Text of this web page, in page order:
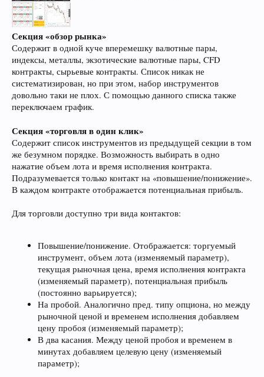
Секция «обзор рынка»
Содержит в одной куче вперемешку валютные пары,
индексы, металлы, экзотические валютные пары, CFD
контракты, сырьевые контракты. Список никак не
систематизирован, но при этом, набор инструментов
довольно таки не плох. С помощью данного списка также
переключаем график.
Секция «торговля в один клик»
Содержит список инструментов из предыдущей секции в том
же безумном порядке. Возможность выбирать в одно
нажатие объем лота и время исполнения контракта.
Подразумевается только контакт на «повышение/понижение».
В каждом контракте отображается потенциальная прибыль.
Для торговли доступно три вида контактов:
Повышение/понижение. Отображается: торгуемый
инструмент, объем лота (изменяемый параметр),
текущая рыночная цена, время исполнения контракта
(изменяемый параметр), потенциальная прибыль
(постоянно варьируется);
На пробой. Аналогично пред. типу опциона, но между
рыночной ценой и временем исполнения добавляем
цену пробоя (изменяемый параметр);
В два касания. Между ценой пробоя и временем в
минутах добавляем целевую цену (изменяемый
параметр);